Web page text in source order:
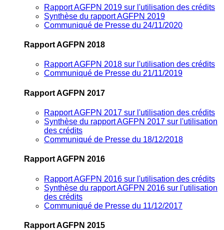
Rapport AGFPN 2019 sur l'utilisation des crédits
Synthèse du rapport AGFPN 2019
Communiqué de Presse du 24/11/2020
Rapport AGFPN 2018
Rapport AGFPN 2018 sur l'utilisation des crédits
Communiqué de Presse du 21/11/2019
Rapport AGFPN 2017
Rapport AGFPN 2017 sur l'utilisation des crédits
Synthèse du rapport AGFPN 2017 sur l'utilisation
des crédits
Communiqué de Presse du 18/12/2018
Rapport AGFPN 2016
Rapport AGFPN 2016 sur l'utilisation des crédits
Synthèse du rapport AGFPN 2016 sur l'utilisation
des crédits
Communiqué de Presse du 11/12/2017
Rapport AGFPN 2015